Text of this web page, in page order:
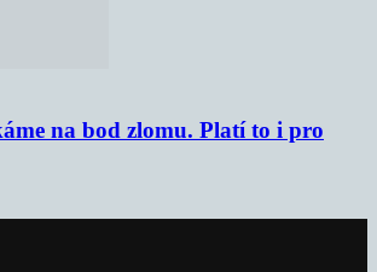
na bod zlomu. Platí to i pro